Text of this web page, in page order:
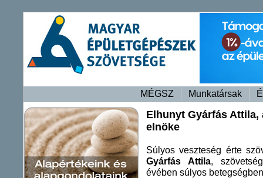
MÉGSZ Munkatársak
Elhunyt Gyárfás Attila,
elnöke
Súlyos veszteség érte
Gyárfás Attila,
évében súlyos